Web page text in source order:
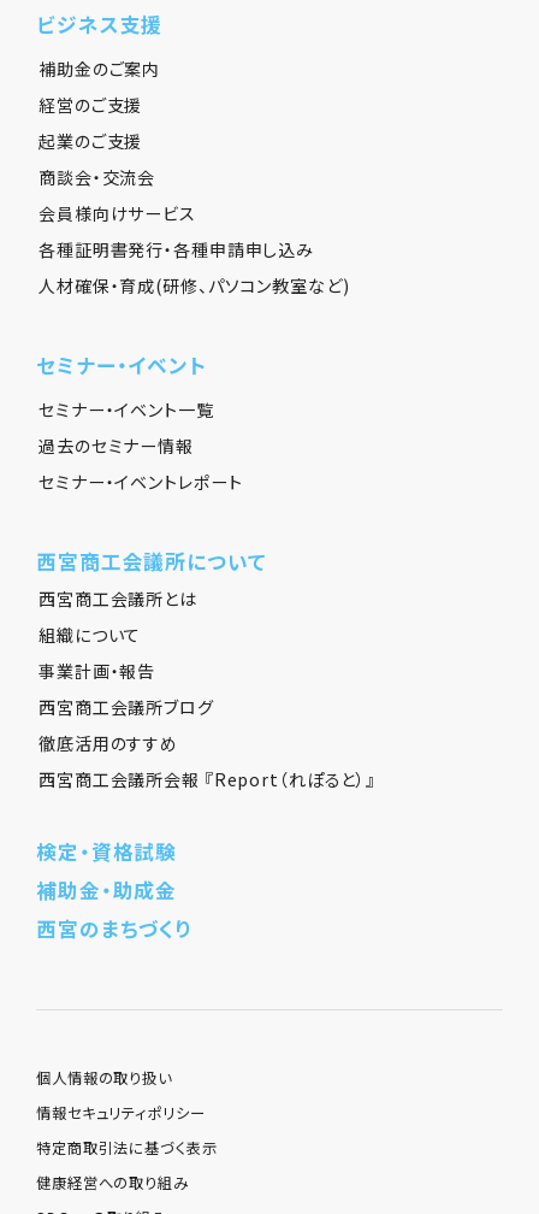
ビジネス支援
補助金のご案内
経営のご支援
起業のご支援
商談会・交流会
会員様向けサービス
各種証明書発行・各種申請申し込み
人材確保・育成(研修、パソコン教室など)
セミナー・イベント
セミナー・イベント一覧
過去のセミナー情報
セミナー・イベントレポート
西宮商工会議所について
西宮商工会議所とは
組織について
事業計画・報告
西宮商工会議所ブログ
徹底活用のすすめ
西宮商工会議所会報 『Report（れぽると）』
検定・資格試験
補助金・助成金
西宮のまちづくり
個人情報の取り扱い
情報セキュリティポリシー
特定商取引法に基づく表示
健康経営への取り組み